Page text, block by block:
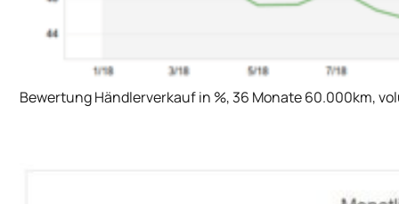
Bewertung Händlerverkauf in %, 36 Monate 60.000km,